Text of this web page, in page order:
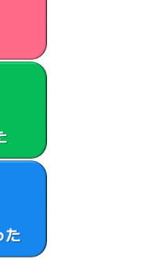
お客さまに対して使
占的な使用権をお客
ェアの使用権とは、
諾ソフトウェア1部
き、お客さまは、許
複製、複写したり、
することができませ
ムリカバリーメディ
ディアまたは、お客